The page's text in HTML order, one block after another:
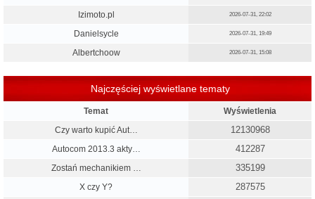
Izimoto.pl
2026-07-31, 22:02
Danielsycle 2026-07-31, 19:49
Albertchoow 2026-07-31, 15:08
Najczęściej wyświetlane tematy
Temat
Wyświetlenia
Czy warto kupić Aut…
12130968
Autocom 2013.3 akty… 412287
Zostań mechanikiem … 335199
X czy Y? 287575